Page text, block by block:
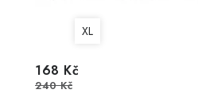
XL
168 Kč
240 Kč